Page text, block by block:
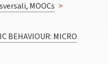
MOOCs >
BEHAVIOUR: MICRO